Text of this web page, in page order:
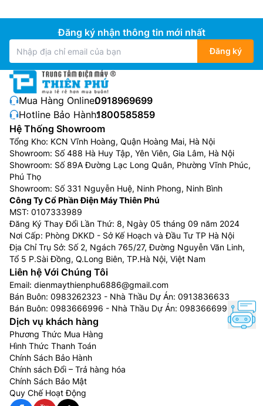
Đăng ký nhận thông tin mới nhất
Đăng ký
Mua Hàng Online:0918969699
Hotline Bảo Hành:1800585859
Hệ Thống Showroom
Tổng Kho: KCN Vĩnh Hoàng, Quận Hoàng Mai, Hà Nội
Showroom: Số 488 Hà Huy Tập, Yên Viên, Gia Lâm, Hà Nội
Showroom: Số 89A Đường Lạc Long Quân, Phường Vĩnh Phúc,
Phú Thọ
Showroom: Số 331 Nguyễn Huệ, Ninh Phong, Ninh Bình
Công Ty Cổ Phần Điện Máy Thiên Phú
MST: 0107333989
Đăng Ký Thay Đổi Lần Thứ: 8, Ngày 05 tháng 09 năm 2024
Nơi Cấp: Phòng DKKD - Sở Kế Hoạch và Đầu Tư TP Hà Nội
Địa Chỉ Trụ Sở: Số 2, Ngách 765/27, Đường Nguyễn Văn Linh,
Tổ 5 P.Sài Đồng, Q.Long Biên, TP.Hà Nội, Việt Nam
Liên hệ Với Chúng Tôi
Email: dienmaythienphu6886@gmail.com
Bán Buôn: 0983262323 - Nhà Thầu Dự Án: 0913836633
Bán Buôn: 0983666996 - Nhà Thầu Dự Án: 0983666996
Dịch vụ khách hàng
Phương Thức Mua Hàng
Hình Thức Thanh Toán
Chính Sách Bảo Hành
Chính sách Đổi – Trả hàng hóa
Chính Sách Bảo Mật
Quy Chế Hoạt Động